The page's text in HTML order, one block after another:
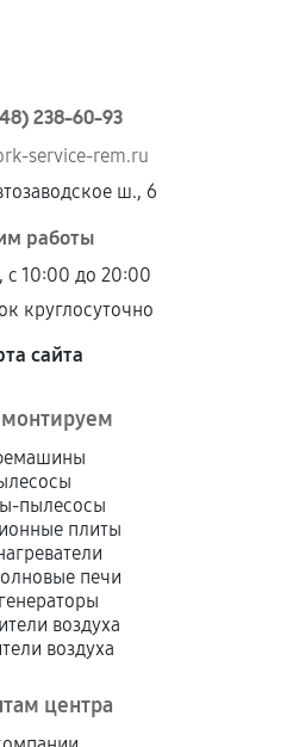
238-60-93
service-rem.ru
ш., 6
работы
с 10:00 до 20:00
круглосуточно
сайта
пылесосы
плиты
печи
воздуха
воздуха
центра